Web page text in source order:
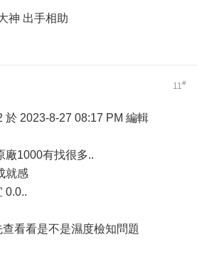
神 出手相助
11#
於 2023-8-27 08:17 PM 編輯
廠1000有找很多..
就感
0.0..
看看是不是濕度檢知問題